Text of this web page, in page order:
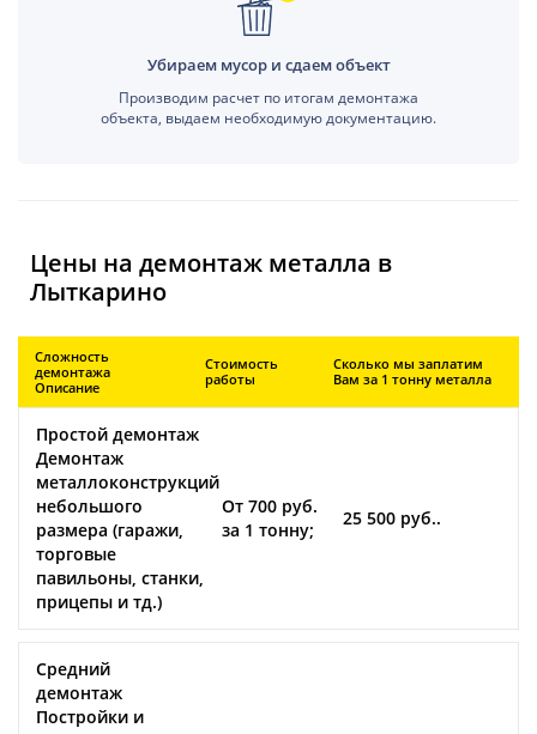
Убираем мусор и сдаем объект
Производим расчет по итогам демонтажа
объекта, выдаем необходимую документацию.
Цены на демонтаж металла в
Лыткарино
Сложность
демонтажа
Описание
Стоимость
работы
Сколько мы заплатим
Вам за 1 тонну металла
Простой демонтаж
Демонтаж
металлоконструкций
небольшого
размера (гаражи,
торговые
павильоны, станки,
прицепы и тд.)
От 700 руб.
за 1 тонну;
25 500 руб..
Средний
демонтаж
Постройки и